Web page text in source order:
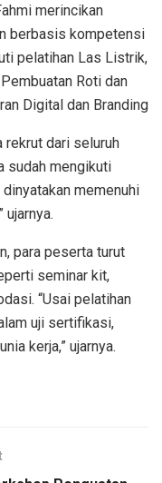
merincikan
berbasis kompetensi
pelatihan Las Listrik,
Roti dan
Digital dan Branding
rekrut dari seluruh
sudah mengikuti
memenuhi
ujarnya.
para peserta turut
seminar kit,
“Usai pelatihan
uji sertifikasi,
kerja,” ujarnya.